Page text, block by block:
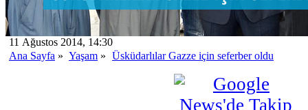
11 Ağustos 2014, 14:30
Ana Sayfa » Yaşam » Üsküdarlılar Gazze için seferber oldu